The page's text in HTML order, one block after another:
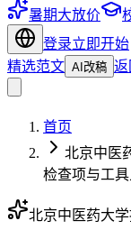
暑期大放价
登录立即开始
精选范文 AI改稿 返
首页
北京中医
检查项与工具
北京中医药大